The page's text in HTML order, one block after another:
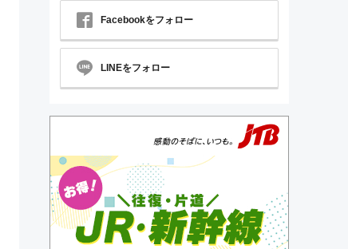
Facebookをフォロー
LINEをフォロー